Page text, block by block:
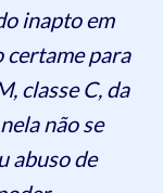
inapto em
certame para
classe C, da
não se
abuso de